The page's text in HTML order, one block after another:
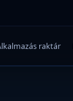
raktár